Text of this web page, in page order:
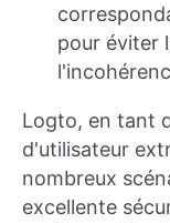
pour éviter
Logto, en tant
d'utilisateur
nombreux
excellente